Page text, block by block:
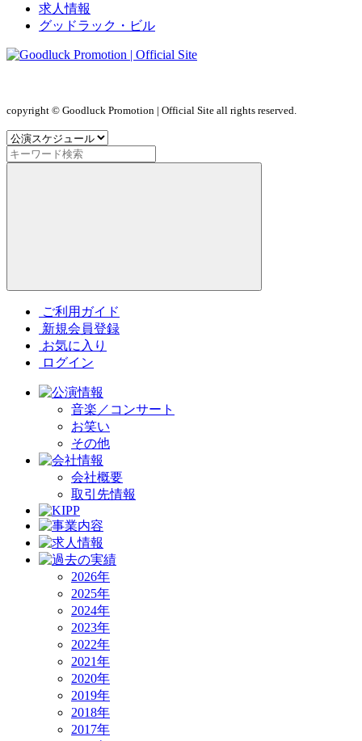
求人情報
グッドラック・ビル
copyright © Goodluck Promotion | Official Site all rights reserved.
ご利用ガイド
新規会員登録
お気に入り
ログイン
音楽／コンサート
お笑い
その他
会社概要
取引先情報
2026年
2025年
2024年
2023年
2022年
2021年
2020年
2019年
2018年
2017年